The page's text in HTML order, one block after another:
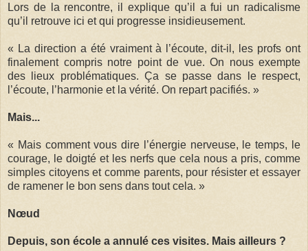
Lors de la rencontre, il explique qu’il a fui un radicalisme
qu’il retrouve­­­ ici et qui progresse insidieusement­­­.
« La direction a été vraiment à l’écoute, dit-il, les profs ont
finalement compris notre point de vue. On nous exempte
des lieux problématiques. Ça se passe dans le respect,
l’écoute, l’harmonie et la vérité. On repart pacifiés. »
Mais...
« Mais comment vous dire l’énergie nerveuse, le temps, le
courage, le doigté et les nerfs que cela nous a pris, comme
simples citoyens et comme parents, pour résister et essayer
de ramener le bon sens dans tout cela. »
Nœud
Depuis, son école a annulé ces visites. Mais ailleurs ?